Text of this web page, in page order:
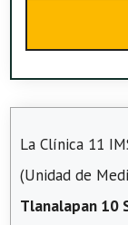
La Clínica 11
(Unidad de
Tlanalapan 10